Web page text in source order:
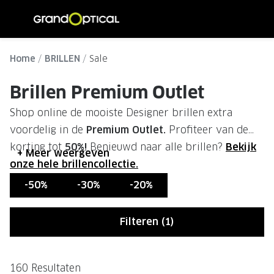
de
ALLE BRILLEN
Herenbrillen
Kinderbrillen
SOORTEN BRILLEN
Brillen op sterkte
Multifocale brillen
Blauw-violet licht brillen
Kinder
Home BRILLEN Sale
Brillen Premium Outlet
Shop online de mooiste Designer brillen extra
voordelig in de Premium Outlet. Profiteer van de
korting tot 50%! Benieuwd naar alle brillen? Bekijk
onze hele brillencollectie.
+ Meer weergeven
-50% -30% -20%
Filteren (1)
160 Resultaten